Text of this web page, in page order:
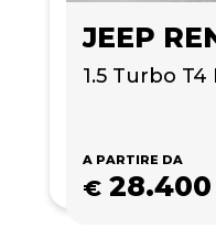
JEEP
1.5 Turbo T4
A PARTIRE DA
€ 28.400